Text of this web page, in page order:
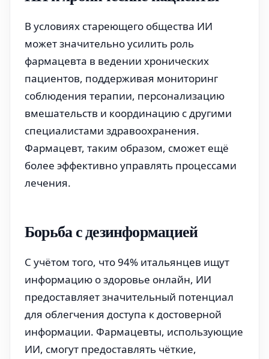
В условиях стареющего общества ИИ
может значительно усилить роль
фармацевта в ведении хронических
пациентов, поддерживая мониторинг
соблюдения терапии, персонализацию
вмешательств и координацию с другими
специалистами здравоохранения.
Фармацевт, таким образом, сможет ещё
более эффективно управлять процессами
лечения.
Борьба с дезинформацией
С учётом того, что 94% итальянцев ищут
информацию о здоровье онлайн, ИИ
предоставляет значительный потенциал
для облегчения доступа к достоверной
информации. Фармацевты, использующие
ИИ, смогут предоставлять чёткие,